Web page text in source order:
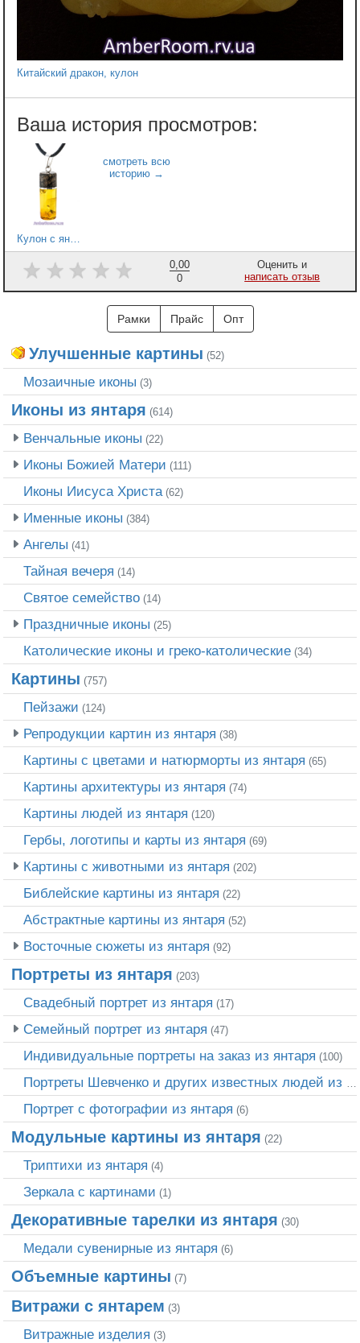
Китайский дракон, кулон
0,00
0
Оценить и
написать отзыв
Рамки Прайс Опт
Улучшенные картины (52)
Мозаичные иконы (3)
Иконы из янтаря (614)
Венчальные иконы (22)
Иконы Божией Матери (111)
Иконы Иисуса Христа (62)
Именные иконы (384)
Ангелы (41)
Тайная вечеря (14)
Святое семейство (14)
Праздничные иконы (25)
Католические иконы и греко-католические (34)
Картины (757)
Пейзажи (124)
Репродукции картин из янтаря (38)
Картины с цветами и натюрморты из янтаря (65)
Картины архитектуры из янтаря (74)
Картины людей из янтаря (120)
Гербы, логотипы и карты из янтаря (69)
Картины с животными из янтаря (202)
Библейские картины из янтаря (22)
Абстрактные картины из янтаря (52)
Восточные сюжеты из янтаря (92)
Портреты из янтаря (203)
Свадебный портрет из янтаря (17)
Семейный портрет из янтаря (47)
Индивидуальные портреты на заказ из янтаря (100)
Портрет c фотографии из янтаря (6)
Модульные картины из янтаря (22)
Триптихи из янтаря (4)
Зеркала с картинами (1)
Декоративные тарелки из янтаря (30)
Медали сувенирные из янтаря (6)
Объемные картины (7)
Витражи с янтарем (3)
Витражные изделия (3)